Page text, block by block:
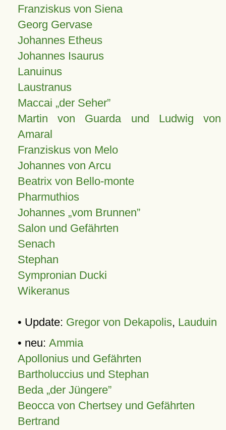
Franziskus von Siena
Georg Gervase
Johannes Etheus
Johannes Isaurus
Lanuinus
Laustranus
Maccai „der Seher”
Martin von Guarda und Ludwig von
Amaral
Franziskus von Melo
Johannes von Arcu
Beatrix von Bello-monte
Pharmuthios
Johannes vom Brunnen
Salon und Gefährten
Senach
Stephan
Sympronian Ducki
Wikeranus
• Update: Gregor von Dekapolis, Lauduin
• neu: Ammia
Apollonius und Gefährten
Bartholuccius und Stephan
Beda „der Jüngere”
Beocca von Chertsey und Gefährten
Bertrand